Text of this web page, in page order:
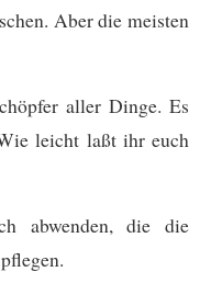
Aber die meisten
aller Dinge. Es
leicht laßt ihr euch
abwenden, die die